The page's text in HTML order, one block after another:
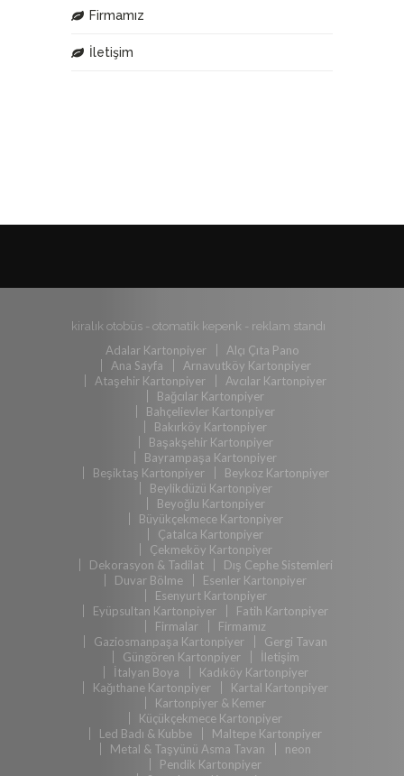
Firmamız
İletişim
kiralık otobüs - otomatik kepenk - reklam standı
Adalar Kartonpiyer
Alçı Çıta Pano
Ana Sayfa
Arnavutköy Kartonpiyer
Ataşehir Kartonpiyer
Avcılar Kartonpiyer
Bağcılar Kartonpiyer
Bahçelievler Kartonpiyer
Bakırköy Kartonpiyer
Başakşehir Kartonpiyer
Bayrampaşa Kartonpiyer
Beşiktaş Kartonpiyer
Beykoz Kartonpiyer
Beylikdüzü Kartonpiyer
Beyoğlu Kartonpiyer
Büyükçekmece Kartonpiyer
Çatalca Kartonpiyer
Çekmeköy Kartonpiyer
Dekorasyon & Tadilat
Dış Cephe Sistemleri
Duvar Bölme
Esenler Kartonpiyer
Esenyurt Kartonpiyer
Eyüpsultan Kartonpiyer
Fatih Kartonpiyer
Firmalar
Firmamız
Gaziosmanpaşa Kartonpiyer
Gergi Tavan
Güngören Kartonpiyer
İletişim
İtalyan Boya
Kadıköy Kartonpiyer
Kağıthane Kartonpiyer
Kartal Kartonpiyer
Kartonpiyer & Kemer
Küçükçekmece Kartonpiyer
Led Badı & Kubbe
Maltepe Kartonpiyer
Metal & Taşyünü Asma Tavan
neon
Pendik Kartonpiyer